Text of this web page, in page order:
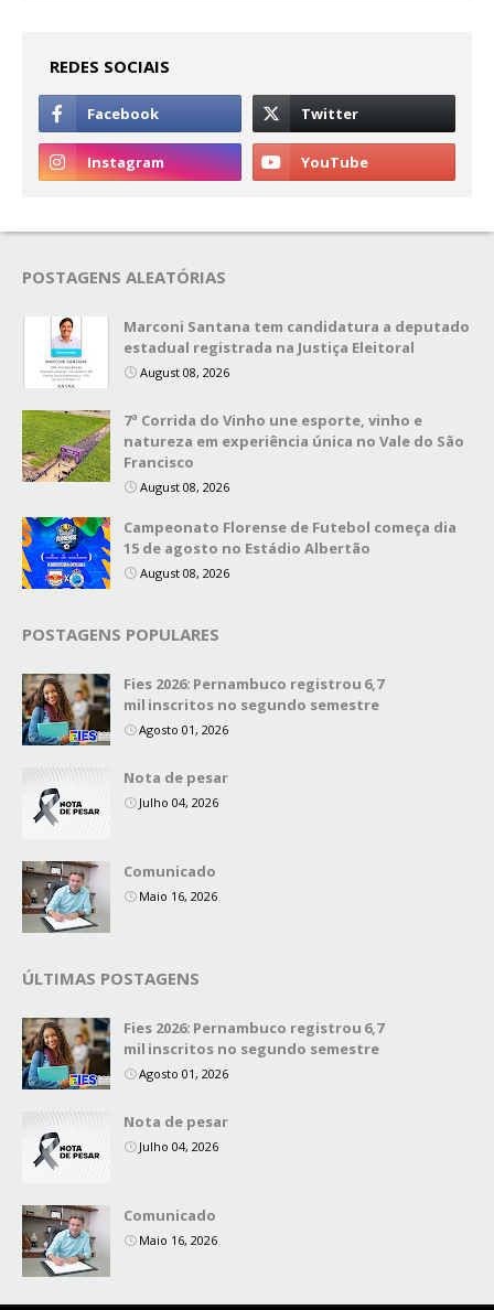
REDES SOCIAIS
POSTAGENS ALEATÓRIAS
Marconi Santana tem candidatura a deputado
estadual registrada na Justiça Eleitoral
August 08, 2026
7ª Corrida do Vinho une esporte, vinho e
natureza em experiência única no Vale do São
Francisco
August 08, 2026
Campeonato Florense de Futebol começa dia
15 de agosto no Estádio Albertão
August 08, 2026
POSTAGENS POPULARES
Fies 2026: Pernambuco registrou 6,7
mil inscritos no segundo semestre
Agosto 01, 2026
Nota de pesar
Julho 04, 2026
Comunicado
Maio 16, 2026
ÚLTIMAS POSTAGENS
Fies 2026: Pernambuco registrou 6,7
mil inscritos no segundo semestre
Agosto 01, 2026
Nota de pesar
Julho 04, 2026
Comunicado
Maio 16, 2026